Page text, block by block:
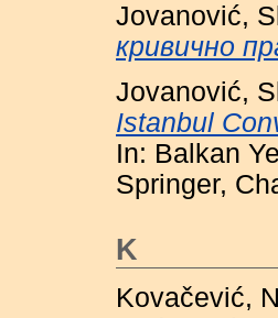
Jovanović,
кривично
Jovanović,
Istanbul
In: Balkan
Springer,
K
Kovačević,